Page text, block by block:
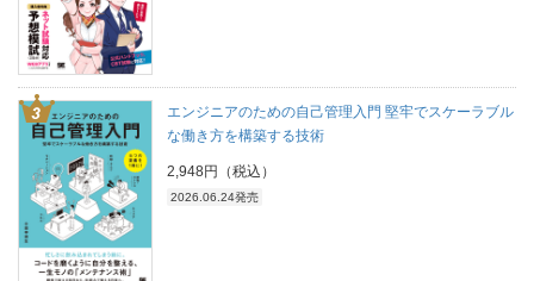
エンジニアのための自己管理入門 堅牢でスケーラブル
な働き方を構築する技術
2,948円（税込）
2026.06.24発売